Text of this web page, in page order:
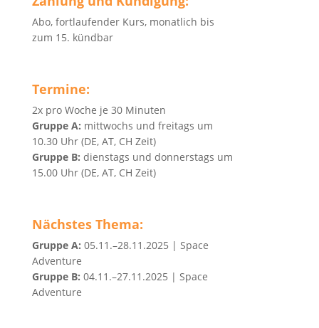
Abo, fortlaufender Kurs, monatlich bis
zum 15. kündbar
Termine:
2x pro Woche je 30 Minuten
Gruppe A: mittwochs und freitags um
10.30 Uhr (DE, AT, CH Zeit)
Gruppe B: dienstags und donnerstags um
15.00 Uhr (DE, AT, CH Zeit)
Nächstes Thema:
Gruppe A: 05.11.–28.11.2025 | Space
Adventure
Gruppe B: 04.11.–27.11.2025 | Space
Adventure